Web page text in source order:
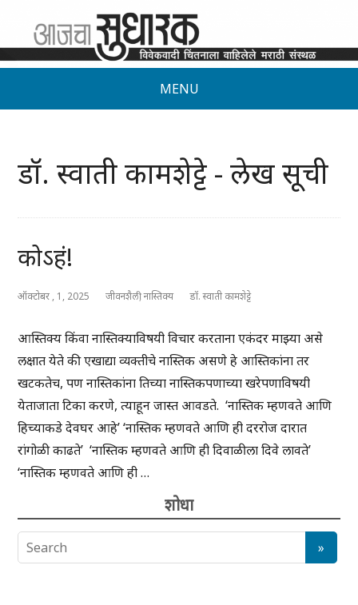
MENU
डॉ. स्वाती कामशेट्टे - लेख सूची
कोऽहं!
ऑक्टोबर , 1, 2025 जीवनशैली,नास्तिक्य डॉ. स्वाती कामशेट्टे
आस्तिक्य किंवा नास्तिक्याविषयी विचार करताना एकंदर माझ्या असे
लक्षात येते की एखाद्या व्यक्तीचे नास्तिक असणे हे आस्तिकांना तर
खटकतेच, पण नास्तिकांना तिच्या नास्तिकपणाच्या खरेपणाविषयी
येताजाता टिका करणे, त्याहून जास्त आवडते. ‘नास्तिक म्हणवते आणि
हिच्याकडे देवघर आहे’ ‘नास्तिक म्हणवते आणि ही दररोज दारात
रांगोळी काढते’ ‘नास्तिक म्हणवते आणि ही दिवाळीला दिवे लावते’
‘नास्तिक म्हणवते आणि ही …
शोधा